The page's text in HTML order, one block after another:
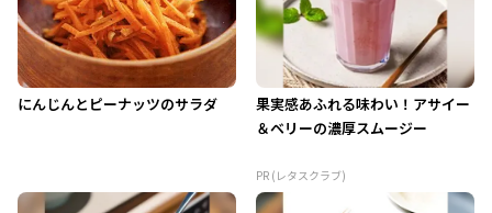
にんじんとピーナッツのサラダ
果実感あふれる味わい！アサイー
＆ベリーの濃厚スムージー
PR (レタスクラブ)